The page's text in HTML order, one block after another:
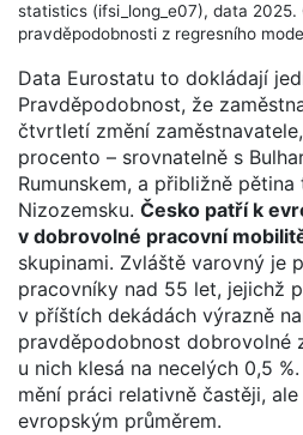
statistics (ifsi_long_e07), data 2025.
pravděpodobnosti z regresního
Data Eurostatu to dokládají
Pravděpodobnost, že
čtvrtletí změní
procento – srovnatelně s
Rumunskem, a přibližně
Nizozemsku. Česko patří k
v dobrovolné pracovní
skupinami. Zvláště varovný je
pracovníky nad 55 let, jejichž
v příštích dekádách výrazně
pravděpodobnost dobrovolné
u nich klesá na necelých 0,5
mění práci relativně častěji,
evropským průměrem.